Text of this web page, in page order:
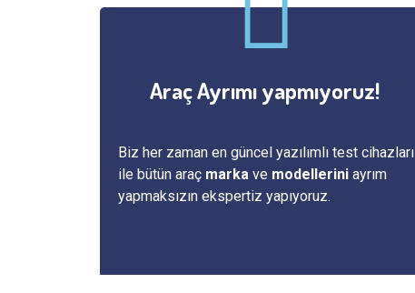
Araç Ayrımı yapmıyoruz!
Biz her zaman en güncel yazılımlı test cihazları
ile bütün araç marka ve modelleriniayrım
yapmaksızın ekspertiz yapıyoruz.